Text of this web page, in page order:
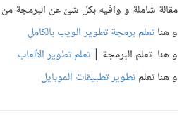
مقالة شاملة و وافيه بكل شئ عن البرمجة من
و هناتعلم برمجة تطوير الويب بالكامل
و هنا تعلم البرمجة |
تعلم تطوير الألعاب
و هنا تعلمتطوير تطبيقات الموبايل